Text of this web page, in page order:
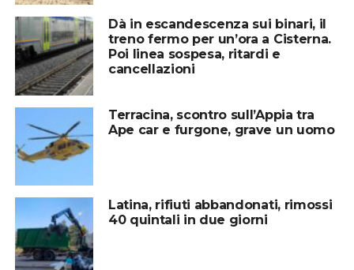
Dà in escandescenza sui binari, il
treno fermo per un’ora a Cisterna.
Poi linea sospesa, ritardi e
cancellazioni
Terracina, scontro sull’Appia tra
Ape car e furgone, grave un uomo
Latina, rifiuti abbandonati, rimossi
40 quintali in due giorni